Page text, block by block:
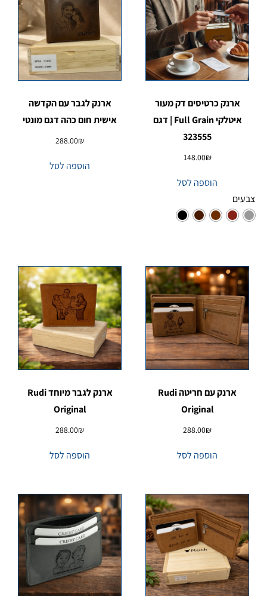
ארנק כרטיסים דק מעור
איטלקי Full Grain | דגם
323555
148.00₪
הוספה לסל
צבעים
ארנק לגבר עם הקדשה
אישית חום כהה דגם מונטי
288.00₪
הוספה לסל
ארנק עם חריטה Rudi
Original
288.00₪
הוספה לסל
ארנק לגבר מיוחד Rudi
Original
288.00₪
הוספה לסל